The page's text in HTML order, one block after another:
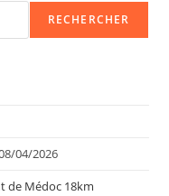
RECHERCHER
04/2026
de Médoc 18km